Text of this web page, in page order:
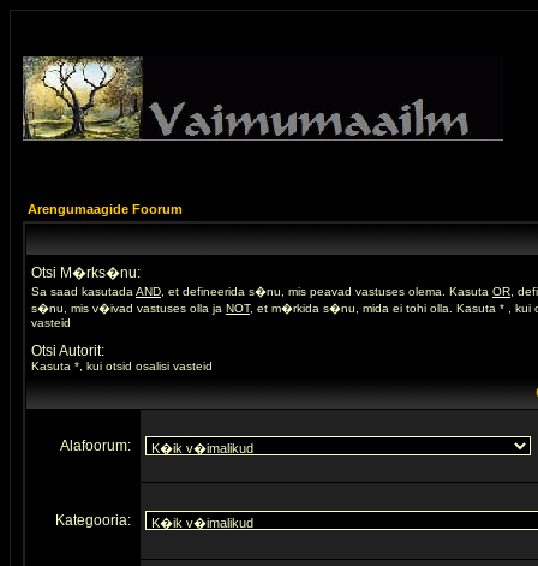
Arengumaagide Foorum
Otsi M�rks�nu:
Sa saad kasutada AND , et defineerida s�nu, mis peavad vastuses olema. Kasuta OR ,
s�nu, mis v�ivad vastuses olla ja NOT, et m�rkida s�nu, mida ei tohi olla. Kasuta * , kui
vasteid
Otsi Autorit:
Kasuta *, kui otsid osalisi vasteid
Alafoorum:
Kategooria: